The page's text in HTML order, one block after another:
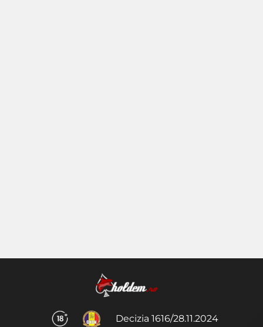
Decizia 1616/28.11.2024